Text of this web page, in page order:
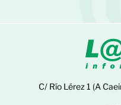
C/ Río Lérez 1 (A